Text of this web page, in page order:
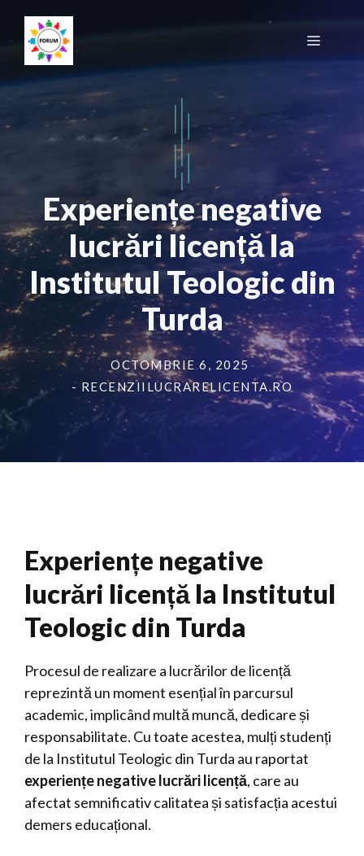
conținut
Meniu
Experiențe negative
lucrări licență la
Institutul Teologic din
Turda
OCTOMBRIE 6, 2025
- RECENZIILUCRARELICENTA.RO
Experiențe negative
lucrări licență la Institutul
Teologic din Turda
Procesul de realizare a lucrărilor de licență
reprezintă un moment esențial în parcursul
academic, implicând multă muncă, dedicare și
responsabilitate. Cu toate acestea, mulți studenți
de la Institutul Teologic din Turda au raportat
experiențe negative lucrări licență, care au
afectat semnificativ calitatea și satisfacția acestui
demers educațional.